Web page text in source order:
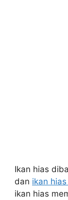
Ikan hias
dan ikan
ikan hias